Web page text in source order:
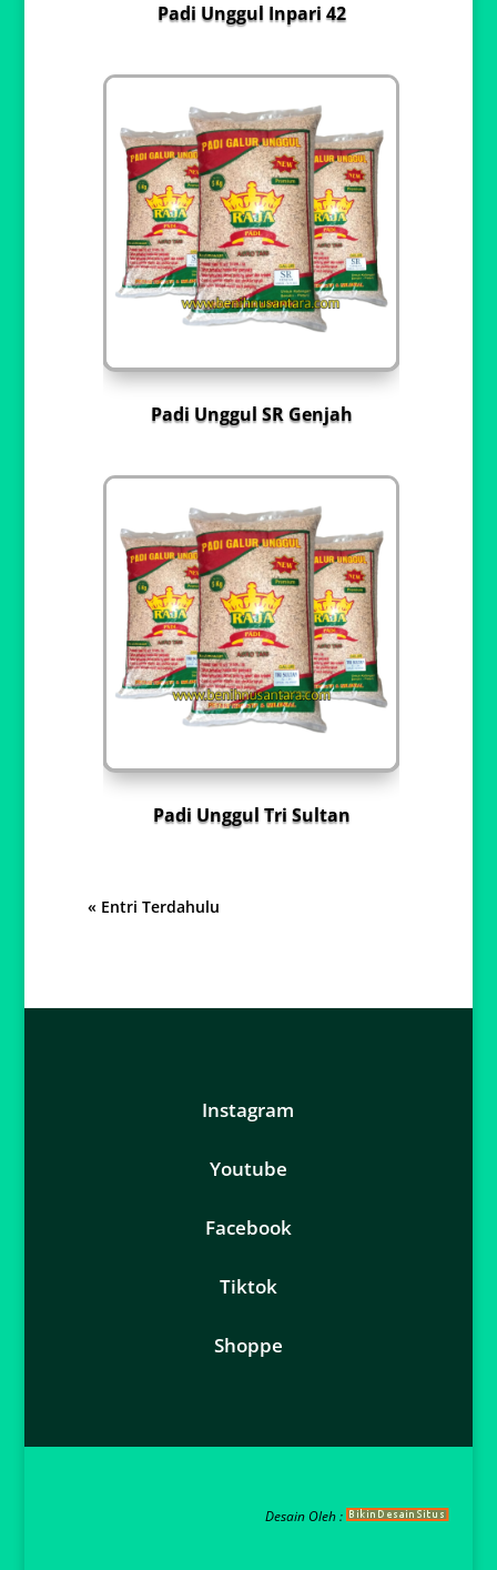
Padi Unggul Inpari 42
Padi Unggul SR Genjah
Padi Unggul Tri Sultan
« Entri Terdahulu
Instagram
Youtube
Facebook
Tiktok
Shoppe
Desain Oleh :